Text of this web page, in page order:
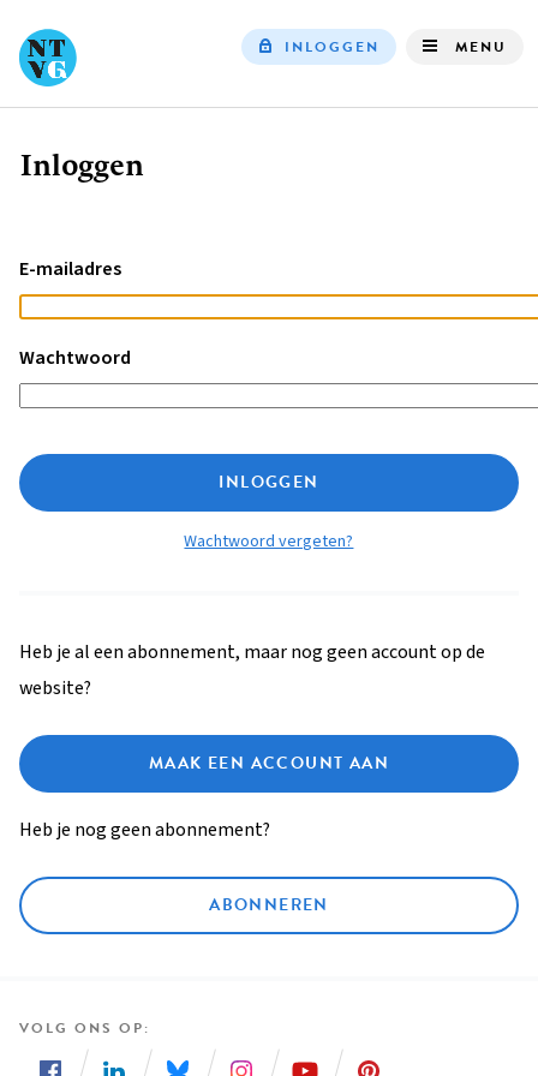
INLOGGEN MENU
Kruimelpad
Inloggen
E-mailadres
Wachtwoord
INLOGGEN
Wachtwoord vergeten?
Heb je al een abonnement, maar nog geen account op de
website?
MAAK EEN ACCOUNT AAN
Heb je nog geen abonnement?
ABONNEREN
VOLG ONS OP